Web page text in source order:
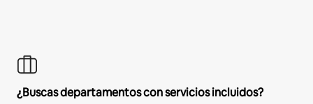
¿Buscas departamentos con servicios incluidos?